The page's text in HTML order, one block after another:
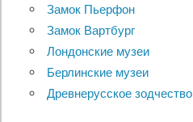
Замок Пьерфон
Замок Вартбург
Лондонские музеи
Берлинские музеи
Древнерусское зодчество